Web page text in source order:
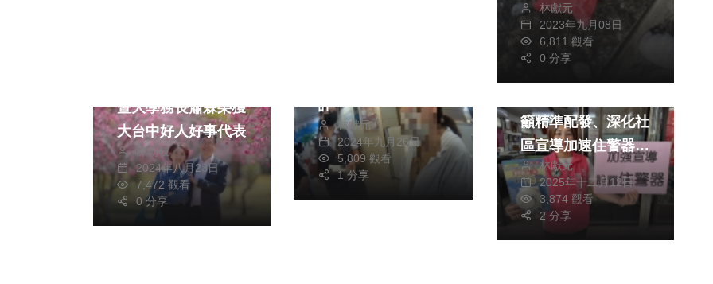
送辦林獻元
2023年九月08日
6,811 觀看
0 分享
暨大學務長蕭霖榮獲
大台中好人好事代表
陳朝枝
2024年八月23日
7,472 觀看
0 分享
詐
林獻元
2024年九月26日
5,809 觀看
1 分享
政治 社會
籲精準配發、深化社
區宣導加速住警器覆
蓋 林獻元
2025年十二月12日
3,874 觀看
2 分享